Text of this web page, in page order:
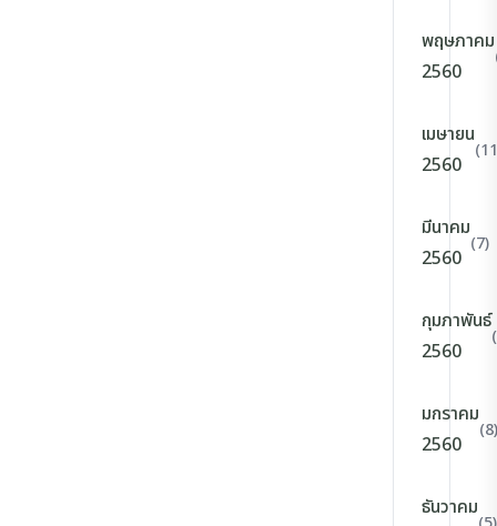
พฤษภาคม
2560
เมษายน
2560
มีนาคม
2560
(7)
กุมภาพันธ์
2560
มกราคม
2560
(8)
ธันวาคม